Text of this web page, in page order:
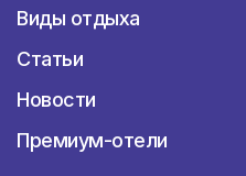
Виды отдыха
Статьи
Новости
Премиум-отели